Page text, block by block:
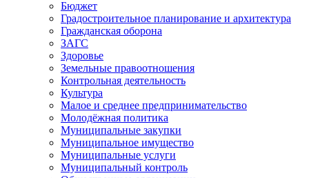
Бюджет
Градостроительное планирование и архитектура
Гражданская оборона
ЗАГС
Здоровье
Земельные правоотношения
Контрольная деятельность
Культура
Малое и среднее предпринимательство
Молодёжная политика
Муниципальные закупки
Муниципальное имущество
Муниципальные услуги
Муниципальный контроль